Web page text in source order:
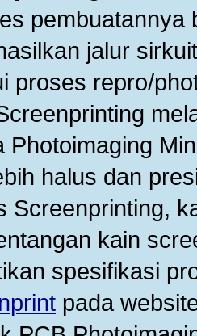
pembuatannya
jalur
proses repro/
Photoimaging
halus dan
Screenprinting,
kain
spesifikasi
pada